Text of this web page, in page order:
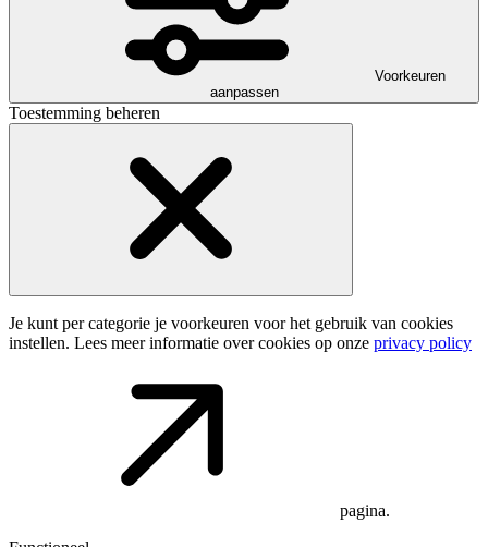
Voorkeuren
aanpassen
Toestemming beheren
Je kunt per categorie je voorkeuren voor het gebruik van cookies
instellen. Lees meer informatie over cookies op onze privacy policy
pagina.